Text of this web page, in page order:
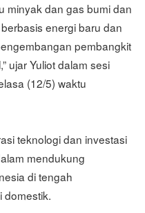
minyak dan gas bumi dan
energi baru dan
pembangkit
ujar Yuliot dalam sesi
(12/5) waktu
teknologi dan investasi
mendukung
di tengah
domestik.